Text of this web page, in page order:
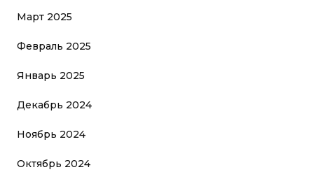
Март 2025
Февраль 2025
Январь 2025
Декабрь 2024
Ноябрь 2024
Октябрь 2024